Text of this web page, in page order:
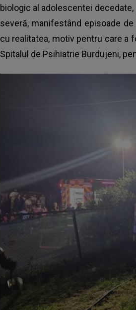
biologic al adolescentei
severă, manifestând episoade
cu realitatea, motiv pentru care a
Spitalul de Psihiatrie Burdujeni,